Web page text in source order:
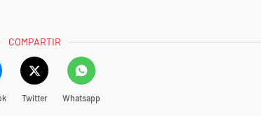
COMPARTIR
Twitter Whatsapp